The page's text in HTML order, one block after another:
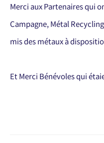
Merci aux Partenaires qui
Campagne, Métal
mis des métaux à
Et Merci Bénévoles qui